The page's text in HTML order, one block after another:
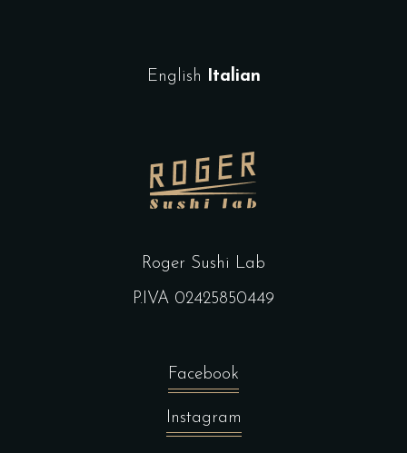
English Italian
Roger Sushi Lab
P.IVA 02425850449
Facebook
Instagram